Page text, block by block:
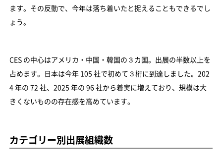
ます。その反動で、今年は落ち着いたと捉えることもできるでし
ょう。
CES の中心はアメリカ・中国・韓国の３カ国。出展の半数以上を
占めます。日本は今年 105 社で初めて３桁に到達しました。202
4 年の 72 社、2025 年の 96 社から着実に増えており、規模は大
きくないものの存在感を高めています。
カテゴリー別出展組織数